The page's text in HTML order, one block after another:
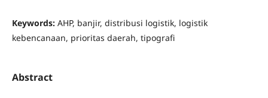
Keywords: AHP, banjir, distribusi logistik, logistik
kebencanaan, prioritas daerah, tipografi
Abstract